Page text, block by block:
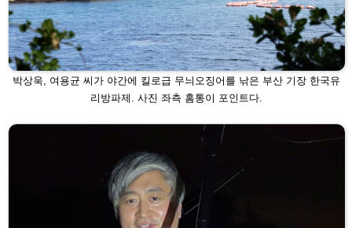
박상욱, 여용균 씨가 야간에 킬로급 무늬오징어를 낚은 부산 기장 한국유
리방파제. 사진 좌측 홈통이 포인트다.